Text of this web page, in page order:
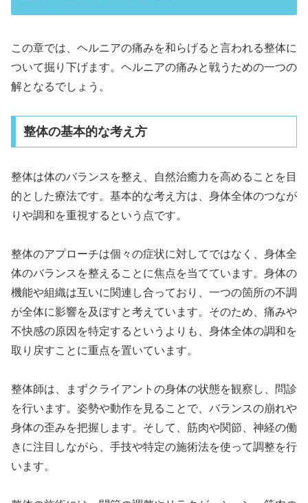
この章では、ヘルニアの痛みを和らげると言われる整体に
ついて掘り下げます。ヘルニアの痛みと戦うための一つの
解となるでしょう。
整体の基本的な考え方
整体は体のバランスを整え、自然治癒力を高めることを目
的とした療法です。基本的な考え方は、身体全体のつなが
りや調和を重視するという点です。
整体のアプローチは個々の症状に対してではなく、身体全
体のバランスを整えることに焦点を当てています。身体の
機能や組織は互いに関連し合っており、一つの箇所の不調
が全体に影響を及ぼすと考えています。そのため、痛みや
不快感の原因を特定するというよりも、身体全体の調和を
取り戻すことに重点を置いています。
整体師は、まずクライアントの身体の状態を観察し、問診
を行います。姿勢や動作を見ることで、バランスの崩れや
身体の歪みを把握します。そして、筋肉や関節、神経の働
きに注目しながら、手技や特定の施術法を使って調整を行
います。